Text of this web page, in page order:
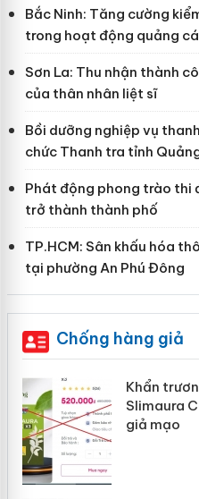
Bắc Ninh: Tăng cường
trong hoạt động quảng
Sơn La: Thu nhận thành
của thân nhân liệt sĩ
Bồi dưỡng nghiệp vụ
chức Thanh tra tỉnh
Phát động phong trào thi
trở thành thành phố
TP.HCM: Sân khấu hóa
tại phường An Phú Đông
Chống hàng giả
Khẩn
Slimaura
giả mạo